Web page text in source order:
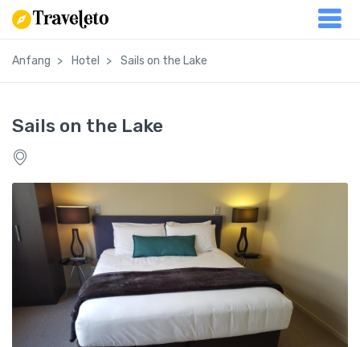
Anfang Hotel Sails on the Lake
Sails on the Lake